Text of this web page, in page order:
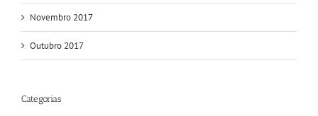
Novembro 2017
Outubro 2017
Categorias